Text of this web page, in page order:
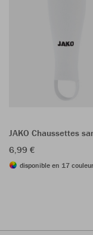
JAKO Chaussettes
6,99 €
disponible en 17